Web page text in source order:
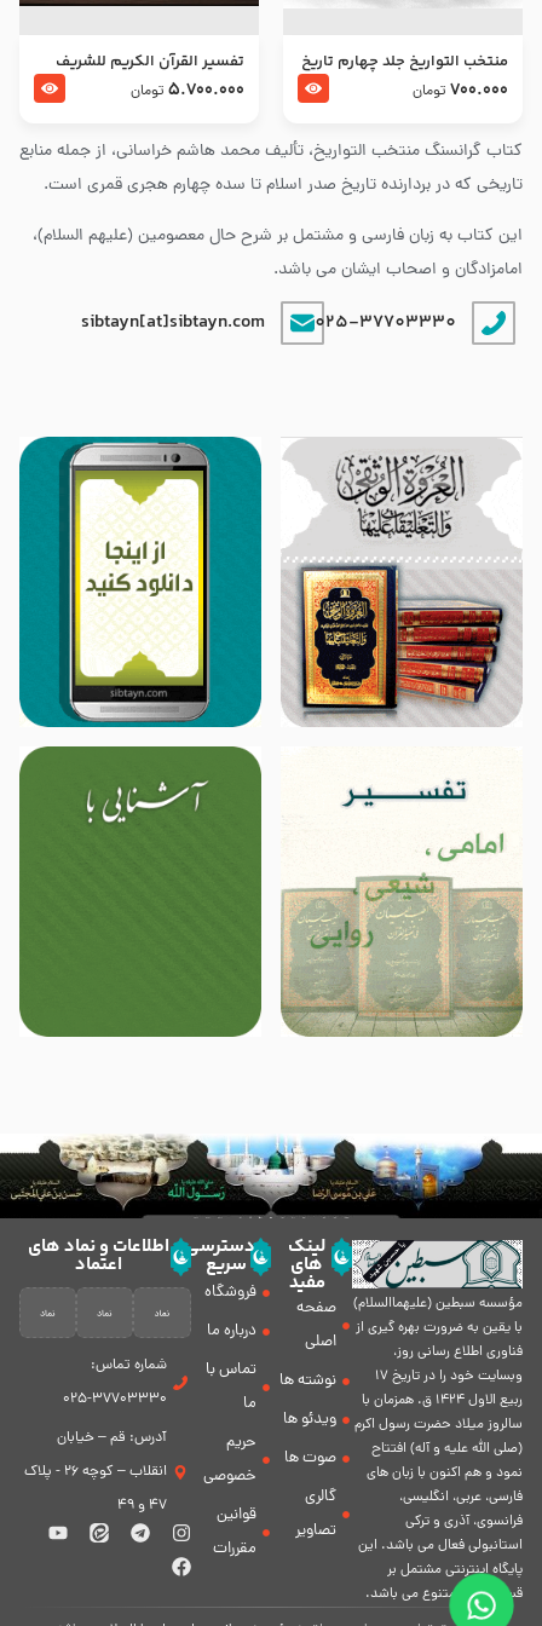
کتاب گرانسنگ منتخب التواريخ، تألیف محمد هاشم خراسانی، از جمله منابع
تاریخی که در بردارنده تاریخ صدر اسلام تا سده چهارم هجری قمری است.
این کتاب به زبان فارسی و مشتمل بر شرح حال معصومین (علیهم السلام)،
امامزادگان و اصحاب ایشان می باشد.
025-37703330
sibtayn[at]sibtayn.com
منتخب التواریخ جلد چهارم تاریخ
امام زین العابدین و امام محمد
700.000 تومان
تفسير القرآن الكريم للشريف
المرتضي قدس سرّه
5.700.000 تومان
مؤسسه سبطين (عليهماالسلام)
با يقين به ضرورت بهره گیرى از
فناورى اطلاع رسانى روز،
وبسایت خود را در تاريخ 17
ربيع الاول 1424 ق. همزمان با
سالروز ميلاد حضرت رسول اكرم
(صلی الله علیه و آله) افتتاح
نمود و هم اكنون با زبان های
فارسی، عربى، انگلیسی،
فرانسوی، آذری و ترکی
استانبولی فعال مى باشد. اين
پايگاه اينترنتى مشتمل بر
قسمت هاى متنوع مى باشد.
لینک
های
مفید
صفحه
اصلی
نوشته ها
ویدئو ها
صوت ها
گالری
تصاویر
دسترسی
سریع
فروشگاه
درباره ما
تماس با
ما
حریم
خصوصی
قوانین
مقررات
اطلاعات و نماد های
اعتماد
شماره تماس:
37703330-025
آدرس: قم – خیابان
انقلاب – کوچه 26 - پلاک
47 و 49